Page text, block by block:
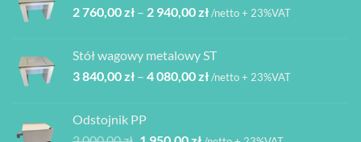
850,00 zł. 165,00 zł.
2 760,00zł – 2 940,00złZakres
2
760,00 zł
/netto + 23%VAT
Stół wagowy metalowy ST
3 840,00zł – 4 080,00złZakres
/netto + 23%VAT
Odstojnik PP